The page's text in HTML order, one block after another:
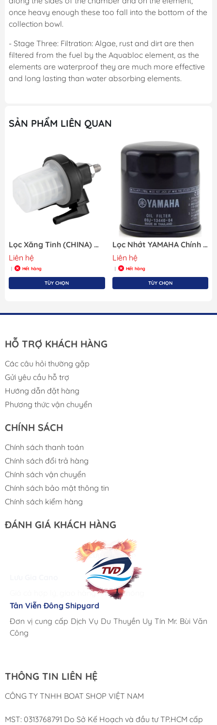
once heavy enough these too fall into the bottom of the
collection bowl.
- Stage Three: Filtration: Algae, rust and dirt are then
filtered from the fuel by the Aquabloc element, as the
elements are waterproof they are much more effective
and long lasting than water absorbing elements.
SẢN PHẨM LIÊN QUAN
Lọc Xăng Tinh (CHINA) Máy Yamaha Gắn Ngoài Cho Tàu Cano, Hãng OEM 61N-24560-00-CHN
Liên hệ
Hết hàng
TÙY CHỌN
Lọc Nhớt YAMAHA Chính Hãng 69J-13440-04
Liên hệ
Hết hàng
TÙY CHỌN
HỖ TRỢ KHÁCH HÀNG
Các câu hỏi thường gặp
Gửi yêu cầu hỗ trợ
Hướng dẫn đặt hàng
Phương thức vận chuyển
CHÍNH SÁCH
Chính sách thanh toán
Chính sách đổi trả hàng
Chính sách vận chuyển
Chính sách bảo mật thông tin
Chính sách kiểm hàng
ĐÁNH GIÁ KHÁCH HÀNG
Tân Viễn Đông Shipyard
Đơn vị cung cấp Dịch Vụ Du Thuyền Uy Tín Mr. Bùi Văn
Công
Cung ứng sản phẩm nhanh chóng chuyên nghiệp
Chúng tôi có thể mua những sản phẩm tốt ngay tại Việt
Giá cả hợp lý, giao hàng nhanh chóng
THÔNG TIN LIÊN HỆ
CÔNG TY TNHH BOAT SHOP VIỆT NAM
MST: 0313768791 Do Sở Kế Hoạch và đầu tư TP.HCM cấp